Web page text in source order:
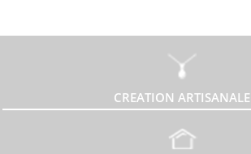
CREATION ARTISANALE